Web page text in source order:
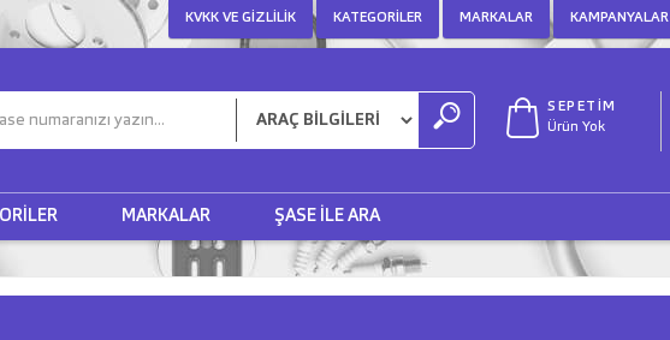
KVKK VE GIZLILIK KATEGORILER MARKALAR KAMPANYALAR
SEPETİM
Ürün Yok
MARKALAR ŞASE ILE ARA